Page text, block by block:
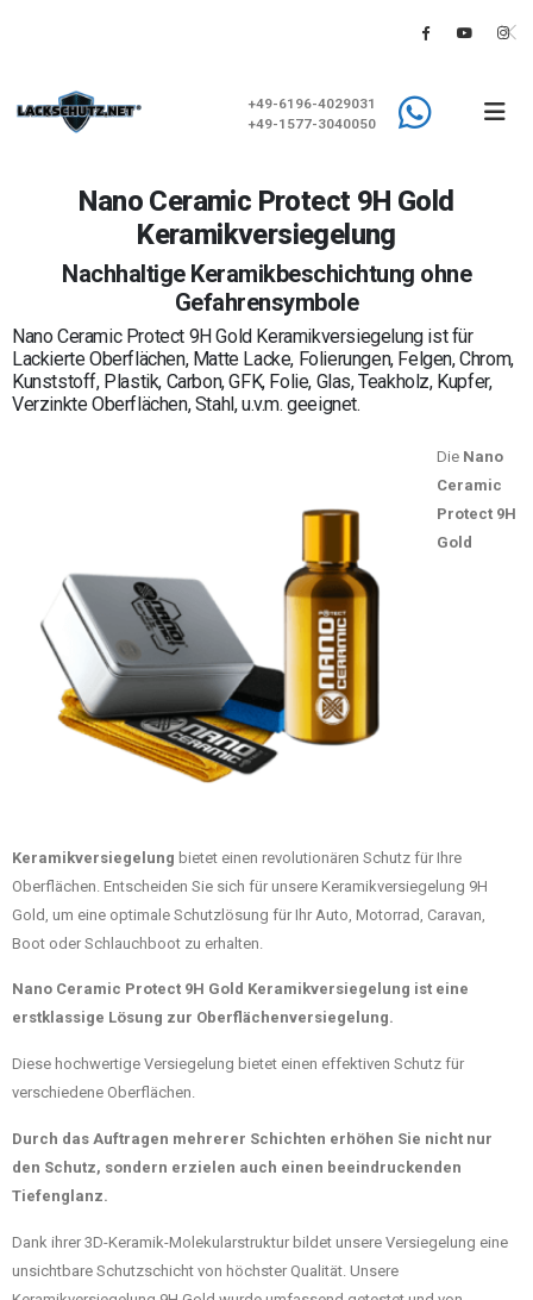
+49-6196-4029031
+49-1577-3040050
Nano Ceramic Protect 9H Gold
Keramikversiegelung
Nachhaltige Keramikbeschichtung ohne
Gefahrensymbole
Nano Ceramic Protect 9H Gold Keramikversiegelung ist für
Lackierte Oberflächen, Matte Lacke, Folierungen, Felgen, Chrom,
Kunststoff, Plastik, Carbon, GFK, Folie, Glas, Teakholz, Kupfer,
Verzinkte Oberflächen, Stahl, u.v.m. geeignet.
Die Nano
Ceramic
Protect 9H
Gold
Keramikversiegelung bietet einen revolutionären Schutz für Ihre
Oberflächen. Entscheiden Sie sich für unsere Keramikversiegelung 9H
Gold, um eine optimale Schutzlösung für Ihr Auto, Motorrad, Caravan,
Boot oder Schlauchboot zu erhalten.
Nano Ceramic Protect 9H Gold Keramikversiegelung ist eine
erstklassige Lösung zur Oberflächenversiegelung.
Diese hochwertige Versiegelung bietet einen effektiven Schutz für
verschiedene Oberflächen.
Durch das Auftragen mehrerer Schichten erhöhen Sie nicht nur
den Schutz, sondern erzielen auch einen beeindruckenden
Tiefenglanz.
Dank ihrer 3D-Keramik-Molekularstruktur bildet unsere Versiegelung eine
unsichtbare Schutzschicht von höchster Qualität. Unsere